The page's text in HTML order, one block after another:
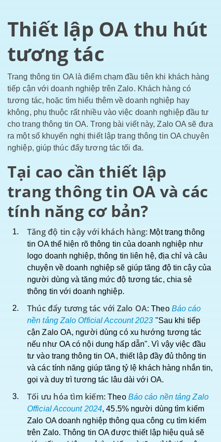
Thiết lập OA thu hút
tương tác
Trang thông tin OA là điểm chạm đầu tiên khi khách hàng
tiếp cận với doanh nghiệp trên Zalo. Khách hàng có
tương tác, hoặc tìm hiểu thêm về doanh nghiệp hay
không, phụ thuộc rất nhiều vào việc doanh nghiệp đầu tư
cho trang thông tin OA. Trong bài viết này, Zalo OA sẽ đưa
ra một số khuyến nghị thiết lập trang thông tin OA chuyên
nghiệp, giúp thúc đẩy tương tác tối đa.
Tại cao cần thiết lập
trang thông tin OA và các
tính năng cơ bản?
Tăng độ tin cậy với khách hàng: Một trang thông
tin OA thể hiện rõ thông tin của doanh nghiệp như
logo doanh nghiệp, thông tin liên hệ, địa chỉ và câu
chuyện về doanh nghiệp sẽ giúp tăng độ tin cậy của
người dùng và tăng mức độ tương tác, chia sẻ
thông tin với doanh nghiệp.
Thúc đẩy tương tác với Zalo OA: Theo Báo cáo
nền tảng Zalo Official Account 2023 "Sau khi tiếp
cận Zalo OA, người dùng có xu hướng tương tác
nếu như OA có nội dung hấp dẫn". Vì vậy việc đầu
tư vào trang thông tin OA, thiết lập đầy đủ thông tin
và các tính năng giúp tăng tỷ lệ khách hàng nhắn tin,
gọi và duy trì tương tác lâu dài với OA.
Tối ưu hóa tìm kiếm:Theo Báo cáo nền tảng Zalo
Official Account 2024, 45.5% người dùng tìm kiếm
Zalo OA doanh nghiệp thông qua công cụ tìm kiếm
trên Zalo. Thông tin OA được thiết lập hiệu quả sẽ